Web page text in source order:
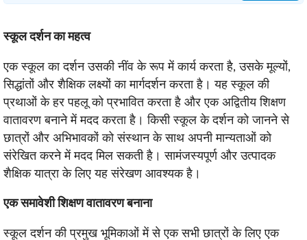
स्कूल दर्शन का महत्व
एक स्कूल का दर्शन उसकी नींव के रूप में कार्य करता है, उसके मूल्यों,
सिद्धांतों और शैक्षिक लक्ष्यों का मार्गदर्शन करता है। यह स्कूल की
प्रथाओं के हर पहलू को प्रभावित करता है और एक अद्वितीय शिक्षण
वातावरण बनाने में मदद करता है। किसी स्कूल के दर्शन को जानने से
छात्रों और अभिभावकों को संस्थान के साथ अपनी मान्यताओं को
संरेखित करने में मदद मिल सकती है। सामंजस्यपूर्ण और उत्पादक
शैक्षिक यात्रा के लिए यह संरेखण आवश्यक है।
एक समावेशी शिक्षण वातावरण बनाना
स्कूल दर्शन की प्रमुख भूमिकाओं में से एक सभी छात्रों के लिए एक